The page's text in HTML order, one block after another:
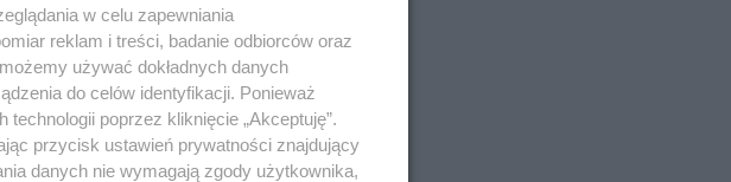
osi 263,9
kanapy.
pod
w celu zapewniania
reklam i treści, badanie odbiorców oraz
używać dokładnych danych
do celów identyfikacji. Ponieważ
poprzez kliknięcie „Akceptuję”.
przycisk ustawień prywatności znajdujący
danych nie wymagają zgody użytkownika,